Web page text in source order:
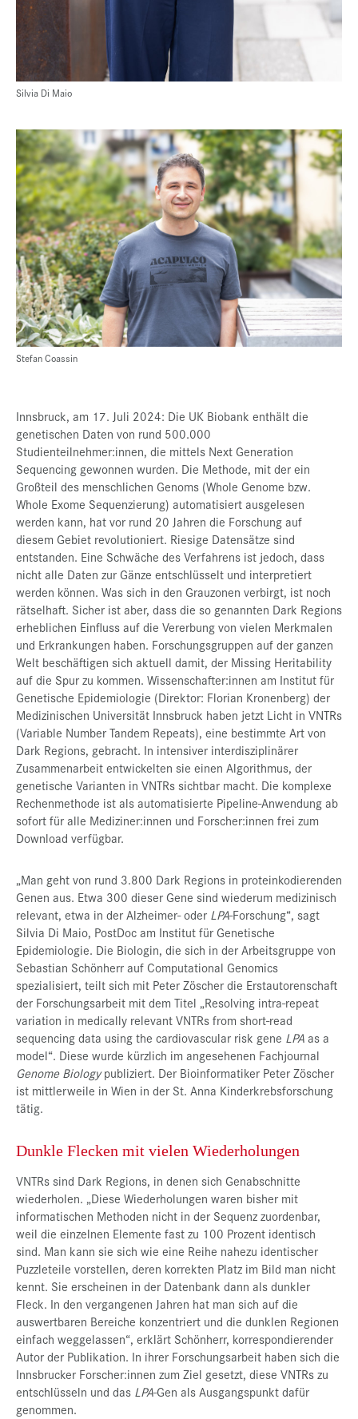
Silvia Di Maio
Stefan Coassin
Innsbruck, am 17. Juli 2024: Die UK Biobank enthält die
genetischen Daten von rund 500.000
Studienteilnehmer:innen, die mittels Next Generation
Sequencing gewonnen wurden. Die Methode, mit der ein
Großteil des menschlichen Genoms (Whole Genome bzw.
Whole Exome Sequenzierung) automatisiert ausgelesen
werden kann, hat vor rund 20 Jahren die Forschung auf
diesem Gebiet revolutioniert. Riesige Datensätze sind
entstanden. Eine Schwäche des Verfahrens ist jedoch, dass
nicht alle Daten zur Gänze entschlüsselt und interpretiert
werden können. Was sich in den Grauzonen verbirgt, ist noch
rätselhaft. Sicher ist aber, dass die so genannten Dark Regions
erheblichen Einfluss auf die Vererbung von vielen Merkmalen
und Erkrankungen haben. Forschungsgruppen auf der ganzen
Welt beschäftigen sich aktuell damit, der Missing Heritability
auf die Spur zu kommen. Wissenschafter:innen am Institut für
Genetische Epidemiologie (Direktor: Florian Kronenberg) der
Medizinischen Universität Innsbruck haben jetzt Licht in VNTRs
(Variable Number Tandem Repeats), eine bestimmte Art von
Dark Regions, gebracht. In intensiver interdisziplinärer
Zusammenarbeit entwickelten sie einen Algorithmus, der
genetische Varianten in VNTRs sichtbar macht. Die komplexe
Rechenmethode ist als automatisierte Pipeline-Anwendung ab
sofort für alle Mediziner:innen und Forscher:innen frei zum
Download verfügbar.
„Man geht von rund 3.800 Dark Regions in proteinkodierenden
Genen aus. Etwa 300 dieser Gene sind wiederum medizinisch
relevant, etwa in der Alzheimer- oder LPA-Forschung“, sagt
Silvia Di Maio, PostDoc am Institut für Genetische
Epidemiologie. Die Biologin, die sich in der Arbeitsgruppe von
Sebastian Schönherr auf Computational Genomics
spezialisiert, teilt sich mit Peter Zöscher die Erstautorenschaft
der Forschungsarbeit mit dem Titel „Resolving intra-repeat
variation in medically relevant VNTRs from short-read
sequencing data using the cardiovascular risk gene LPAas a
model“. Diese wurde kürzlich im angesehenen Fachjournal
Genome Biologypubliziert. Der Bioinformatiker Peter Zöscher
ist mittlerweile in Wien in der St. Anna Kinderkrebsforschung
tätig.
Dunkle Flecken mit vielen Wiederholungen
VNTRs sind Dark Regions, in denen sich Genabschnitte
wiederholen. „Diese Wiederholungen waren bisher mit
informatischen Methoden nicht in der Sequenz zuordenbar,
weil die einzelnen Elemente fast zu 100 Prozent identisch
sind. Man kann sie sich wie eine Reihe nahezu identischer
Puzzleteile vorstellen, deren korrekten Platz im Bild man nicht
kennt. Sie erscheinen in der Datenbank dann als dunkler
Fleck. In den vergangenen Jahren hat man sich auf die
auswertbaren Bereiche konzentriert und die dunklen Regionen
einfach weggelassen“, erklärt Schönherr, korrespondierender
Autor der Publikation. In ihrer Forschungsarbeit haben sich die
Innsbrucker Forscher:innen zum Ziel gesetzt, diese VNTRs zu
entschlüsseln und das LPA-Gen als Ausgangspunkt dafür
genommen.